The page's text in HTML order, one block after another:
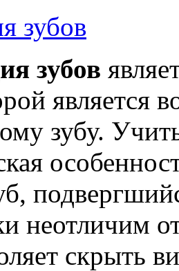
зубов
зубов
является
зубу.
неотличим
скрыть